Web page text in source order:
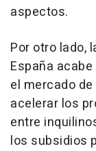
aspectos.
Por otro lado,
España
el mercado
acelerar los
entre
los subsidios